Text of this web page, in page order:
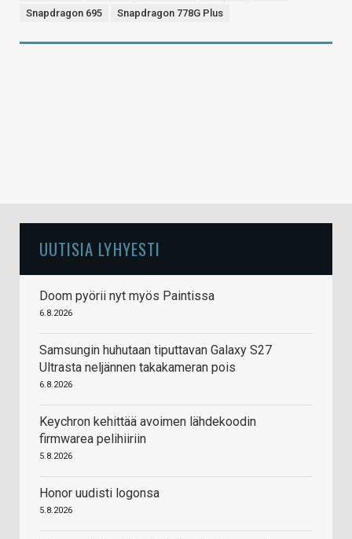
Snapdragon 695
Snapdragon 778G Plus
UUTISIA LYHYESTI
Doom pyörii nyt myös Paintissa
6.8.2026
Samsungin huhutaan tiputtavan Galaxy S27
Ultrasta neljännen takakameran pois
6.8.2026
Keychron kehittää avoimen lähdekoodin
firmwarea pelihiiriin
5.8.2026
Honor uudisti logonsa
5.8.2026